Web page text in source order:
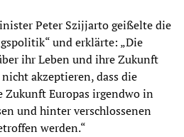
Peter Szijjarto geißelte die
und erklärte: „Die
ihr Leben und ihre Zukunft
akzeptieren, dass die
Zukunft Europas irgendwo in
und hinter verschlossenen
werden.“